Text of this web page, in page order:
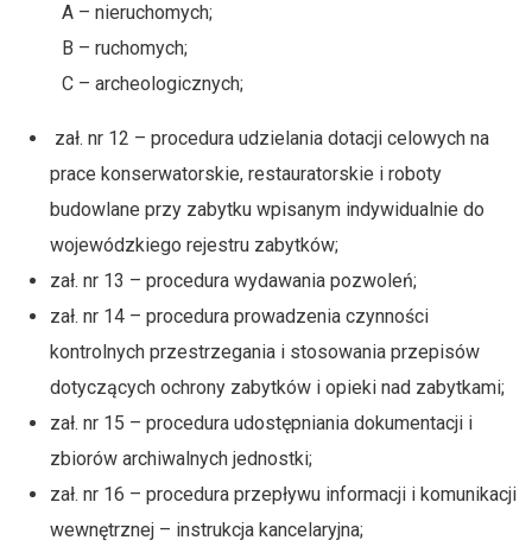
A – nieruchomych;
B – ruchomych;
C – archeologicznych;
zał. nr 12 – procedura udzielania dotacji celowych na
prace konserwatorskie, restauratorskie i roboty
budowlane przy zabytku wpisanym indywidualnie do
wojewódzkiego rejestru zabytków;
zał. nr 13 – procedura wydawania pozwoleń;
zał. nr 14 – procedura prowadzenia czynności
kontrolnych przestrzegania i stosowania przepisów
dotyczących ochrony zabytków i opieki nad zabytkami;
zał. nr 15 – procedura udostępniania dokumentacji i
zbiorów archiwalnych jednostki;
zał. nr 16 – procedura przepływu informacji i komunikacji
wewnętrznej – instrukcja kancelaryjna;